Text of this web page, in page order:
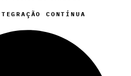
CONTÍNUA